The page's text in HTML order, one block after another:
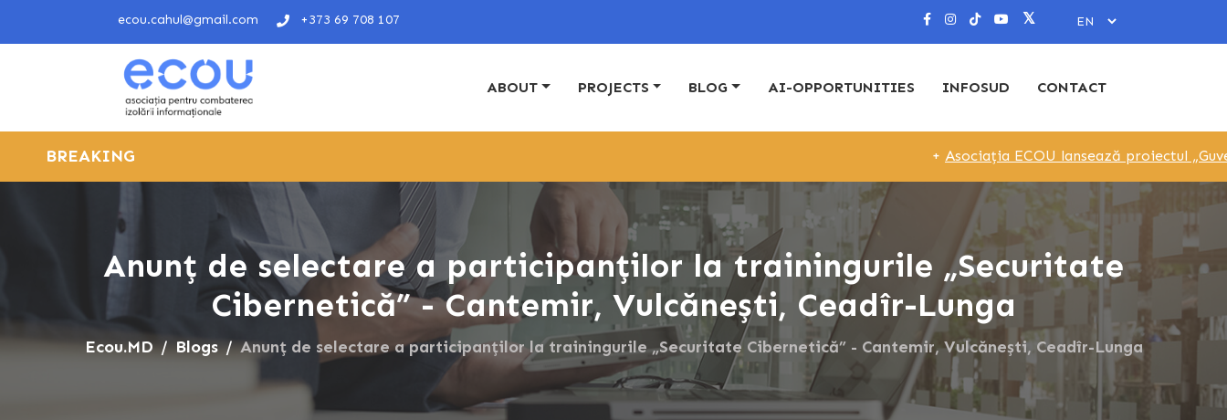
ecou.cahul@gmail.com +373 69 708 107
ABOUT PROJECTS BLOG AI-OPPORTUNITIES INFOSUD CONTACT
BREAKING Asociația ECOU lansează proiectul „Guvernare
Anunț de selectare a participanților la trainingurile „Securitate
Cibernetică” - Cantemir, Vulcănești, Ceadîr-Lunga
Ecou.MD Blogs Anunț de selectare a participanților la trainingurile „Securitate Cibernetică” - Cantemir, Vulcănești, Ceadîr-Lunga